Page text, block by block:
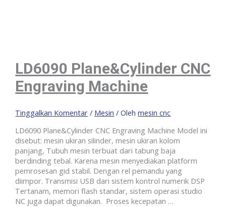
LD6090 Plane&Cylinder CNC
Engraving Machine
Tinggalkan Komentar / Mesin / Olehmesin cnc
LD6090 Plane&Cylinder CNC Engraving Machine Model ini
disebut: mesin ukiran silinder, mesin ukiran kolom
panjang, Tubuh mesin terbuat dari tabung baja
berdinding tebal. Karena mesin menyediakan platform
pemrosesan gid stabil. Dengan rel pemandu yang
diimpor. Transmisi USB dari sistem kontrol numerik DSP
Tertanam, memori flash standar, sistem operasi studio
NC juga dapat digunakan. Proses kecepatan …